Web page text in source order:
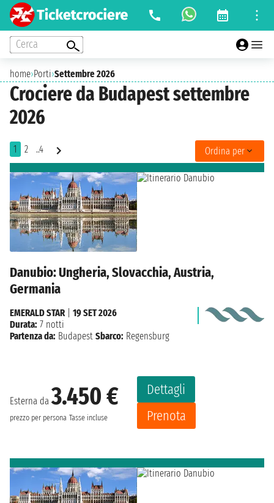
Cerca
home›Porti›Settembre 2026
Crociere da Budapest settembre
2026
1 2 ..4 Ordina per
Danubio: Ungheria, Slovacchia, Austria,
Germania
Esterna da3.450 €
prezzo per persona Tasse incluse
Dettagli
Prenota
EMERALD STAR
19 SET 2026
Durata: 7 notti
Partenza da: Budapest Sbarco: Regensburg